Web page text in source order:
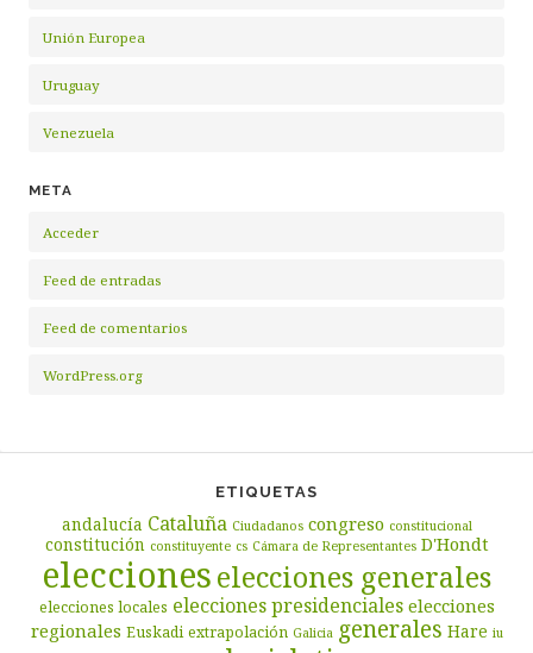
Unión Europea
Uruguay
Venezuela
META
Acceder
Feed de entradas
Feed de comentarios
WordPress.org
ETIQUETAS
andalucía Cataluña Ciudadanos congreso constitucional
constitución constituyente cs Cámara de Representantes D'Hondt
eleccioneselecciones generales
elecciones locales elecciones presidenciales elecciones
regionales Euskadi extrapolación Galicia generales Hare iu